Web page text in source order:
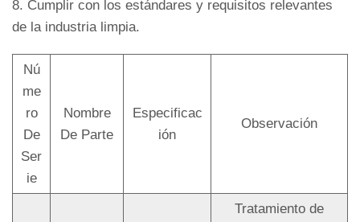
8. Cumplir con los estándares y requisitos relevantes
de la industria limpia.
Nú
Me
Ro
De
Ser
Ie
Nombre
De Parte
Especificac
Ión
Observación
Tratamiento de